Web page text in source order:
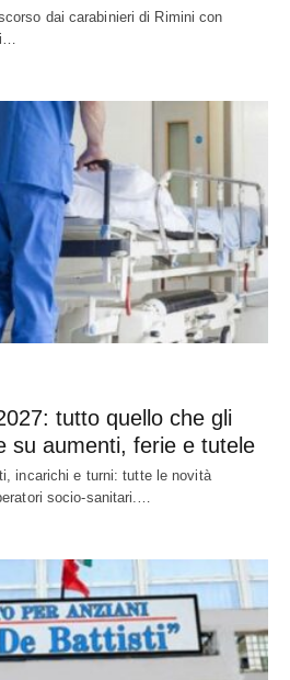
dai carabinieri di Rimini con
tutto quello che gli
su aumenti, ferie e tutele
incarichi e turni: tutte le novità
socio-sanitari.…